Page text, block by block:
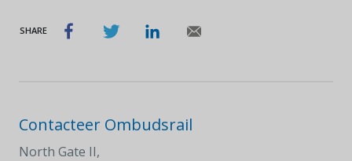
SHARE
Contacteer Ombudsrail
North Gate II,